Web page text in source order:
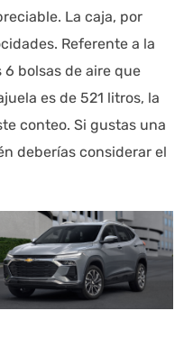
La caja, por
Referente a la
bolsas de aire que
es de 521 litros, la
conteo. Si gustas una
deberías considerar el